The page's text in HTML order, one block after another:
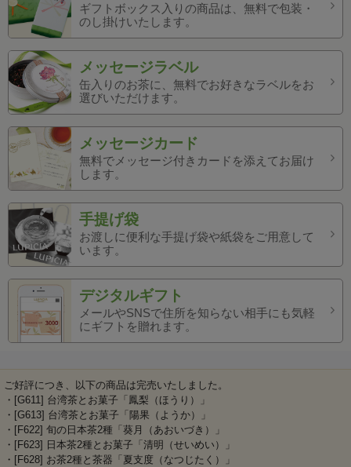
ギフトボックス入りの商品は、無料で包装・
のし掛けいたします。
メッセージラベル
缶入りのお茶に、無料でお好きなラベルをお
選びいただけます。
メッセージカード
無料でメッセージ付きカードを添えてお届け
します。
手提げ袋
お渡しに便利な手提げ袋や紙袋をご用意して
います。
デジタルギフト
メールやSNSで住所を知らない相手にも気軽
にギフトを贈れます。
ご好評につき、以下の商品は完売いたしました。
・[G611] 台湾茶とお菓子「鳳梨（ほうり）」
・[G613] 台湾茶とお菓子「陽果（ようか）」
・[F622] 旬の日本茶2種「葵月（あおいづき）」
・[F623] 日本茶2種とお菓子「清明（せいめい）」
・[F628] お茶2種と茶器「夏支度（なつじたく）」